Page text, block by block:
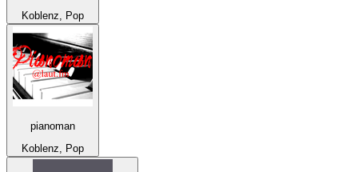
Koblenz, Pop
pianoman
Koblenz, Pop